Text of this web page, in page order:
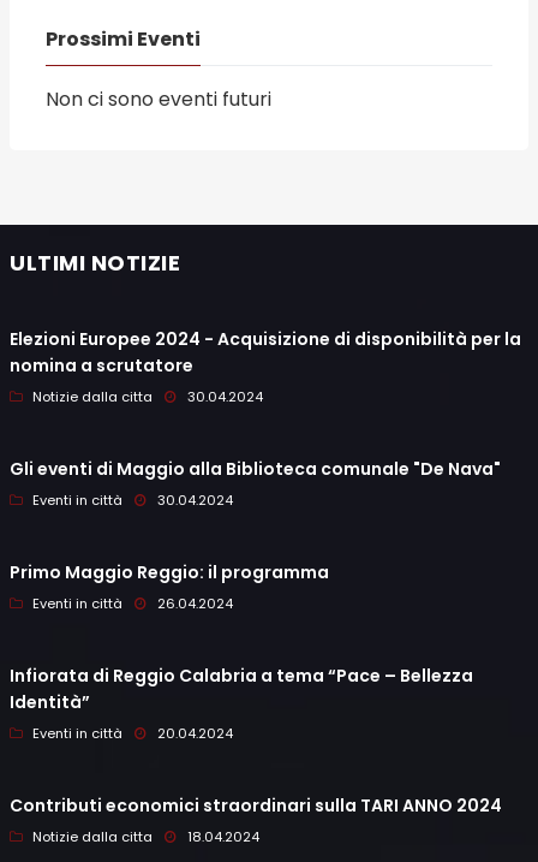
Prossimi Eventi
Non ci sono eventi futuri
ULTIMI NOTIZIE
Elezioni Europee 2024 - Acquisizione di disponibilità per la
nomina a scrutatore
Notizie dalla citta 30.04.2024
Gli eventi di Maggio alla Biblioteca comunale "De Nava"
Eventi in città 30.04.2024
Primo Maggio Reggio: il programma
Eventi in città 26.04.2024
Infiorata di Reggio Calabria a tema “Pace – Bellezza
Identità”
Eventi in città 20.04.2024
Contributi economici straordinari sulla TARI ANNO 2024
Notizie dalla citta 18.04.2024